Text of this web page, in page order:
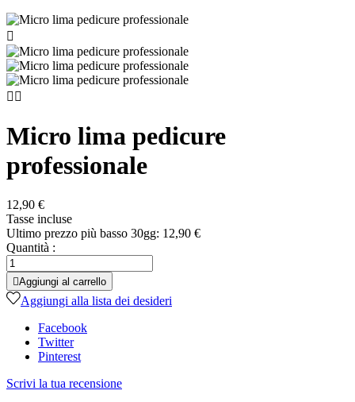

 
Micro lima pedicure
professionale
12,90 €
Tasse incluse
Ultimo prezzo più basso 30gg: 12,90 €
Quantità :
Aggiungi al carrello
Aggiungi alla lista dei desideri
Facebook
Twitter
Pinterest
Scrivi la tua recensione